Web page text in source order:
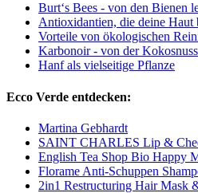
Burt‘s Bees - von den Bienen
Antioxidantien, die deine Haut
Vorteile von ökologischen
Karbonoir - von der
Hanf als vielseitige Pflanze
Ecco Verde entdecken:
Martina Gebhardt
SAINT CHARLES Lip &
English Tea Shop Bio Happy
Florame Anti-Schuppen
2in1 Restructuring Hair Mask